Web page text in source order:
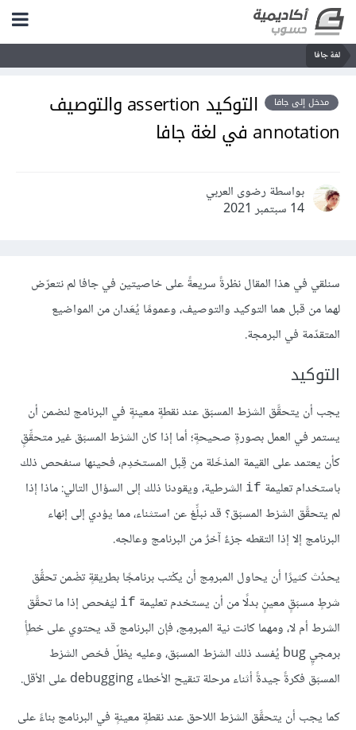
لغة جافا
مدخل إلى جافا
التوكيد assertion والتوصيف
annotation في لغة جافا
بواسطة رضوى العربي
14 سبتمبر 2021
سنلقي في هذا المقال نظرةً سريعةً على خاصيتين في جافا لم نتعرّض
لهما من قبل هما التوكيد والتوصيف، وعمومًا يُعَدان من المواضيع
المتقدّمة في البرمجة.
التوكيد
يجب أن يتحقَّق الشرْط المسبَق عند نقطةٍ معينةٍ في البرنامج لنضمن أن
يستمر في العمل بصورةٍ صحيحةٍ؛ أما إذا كان الشرْط المسبَق غير متحقِّقٍ
كأن يعتمد على القيمة المدْخَلة من قِبل المستخدِم، فحينها سنفحص ذلك
باستخدام تعليمة if الشرطية، ويقودنا ذلك إلى السؤال التالي: ماذا إذا
لم يتحقَّق الشرْط المسبَق؟ قد نبلِّغ عن استثناء، مما يؤدي إلى إنهاء
البرنامج إلا إذا التقطه جزءٌ آخرٌ من البرنامج وعالجه.
يحدُث كثيرًا أن يحاول المبرمِج أن يكْتب برنامجًا بطريقةٍ تضْمن تحقُّق
شرطٍ مسبَقٍ معينٍ بدلًا من أن يستخدم تعليمة if ليَفحص إذا ما تحقَّق
الشرط أم لا، ومهما كانت نية المبرمِج، فإن البرنامج قد يحتوي على خطأٍ
برمجيٍ bug يُفسد ذلك الشرْط المسبَق، وعليه يظلّ فحْص الشرْط
المسبَق فكرةً جيدةً أثناء مرحلة تنقيح الأخطاء debugging على الأقل.
كما يجب أن يتحقَّق الشرْط اللاحق عند نقطةٍ معينةٍ في البرنامج بناءً على